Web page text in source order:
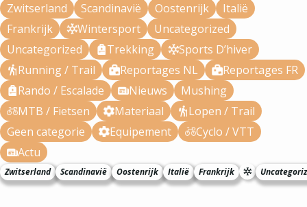
Zwitserland Scandinavië Oostenrijk
Italië
Frankrijk
Wintersport
Uncategorized
Uncategorized
Trekking
Sports D’hiver
Running / Trail
Reportages NL
Reportages FR
Rando / Escalade
Nieuws
Mushing
MTB / Fietsen
Materiaal
Lopen / Trail
Geen categorie
Equipement
Cyclo / VTT
Actu
Zwitserland Scandinavië Oostenrijk Italië Frankrijk